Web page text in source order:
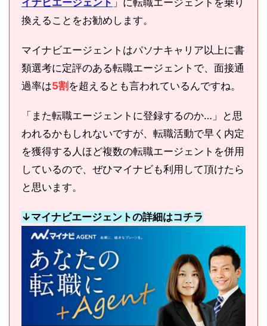
イナビエージェント 」に転職エージェントを乗り
換えることをお勧めします。
マイナビエージェントはパソナキャリア以上に書
類選考に定評のある転職エージェントで、面接通
過率は5割 を超えるとも言われているんですね。
「また転職エージェントに登録するのか…」と思
われるかもしれないですが、転職活動で早く内定
を獲得する人ほど複数の転職エージェントを併用
しているので、ぜひマイナビも利用して頂けたら
と思います。
↓マイナビエージェントの詳細はコチラ